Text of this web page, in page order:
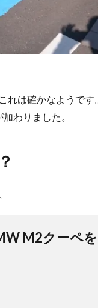
れは確かなようで
わりました。
M2クーペ